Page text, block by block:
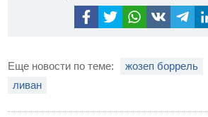
Еще новости по теме: жозеп боррель
ливан